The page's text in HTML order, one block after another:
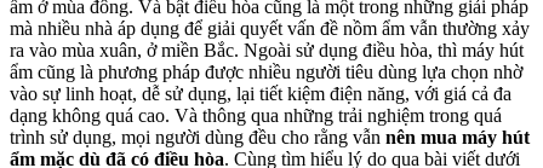
ấm ở mùa đông. Và bật điều hòa cũng là một trong những giải pháp
mà nhiều nhà áp dụng để giải quyết vấn đề nồm ẩm vẫn thường xảy
ra vào mùa xuân, ở miền Bắc. Ngoài sử dụng điều hòa, thì máy hút
ẩm cũng là phương pháp được nhiều người tiêu dùng lựa chọn nhờ
vào sự linh hoạt, dễ sử dụng, lại tiết kiệm điện năng, với giá cả đa
dạng không quá cao. Và thông qua những trải nghiệm trong quá
trình sử dụng, mọi người dùng đều cho rằng vẫn nên mua máy hút
ẩm mặc dù đã có điều hòa. Cùng tìm hiểu lý do qua bài viết dưới